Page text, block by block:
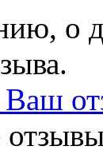
о